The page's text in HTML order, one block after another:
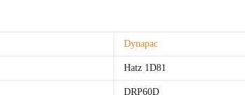
Dynapac
Hatz 1D81
DRP60D